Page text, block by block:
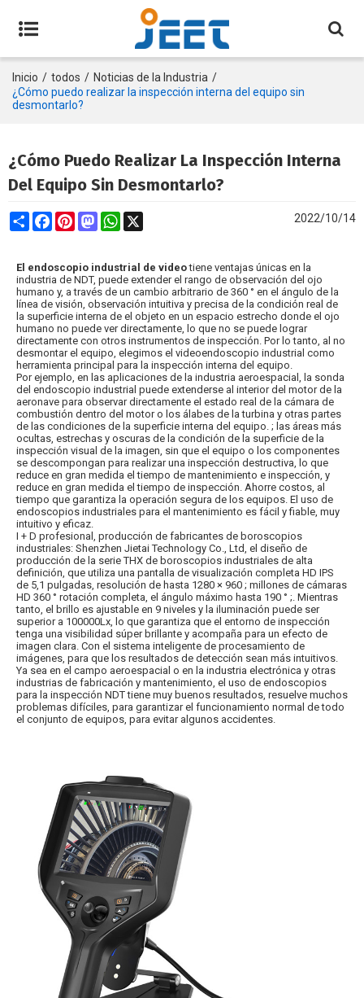
Inicio / todos / Noticias de la Industria /
¿Cómo puedo realizar la inspección interna del equipo sin
desmontarlo?
¿Cómo Puedo Realizar La Inspección Interna
Del Equipo Sin Desmontarlo?
ShareFacebookPinterestMastodonWhatsApp 2022/10/14
El endoscopio industrial de videotiene ventajas únicas en la
industria de NDT, puede extender el rango de observación del ojo
humano y, a través de un cambio arbitrario de 360 ° en el ángulo de la
línea de visión, observación intuitiva y precisa de la condición real de
la superficie interna de el objeto en un espacio estrecho donde el ojo
humano no puede ver directamente, lo que no se puede lograr
directamente con otros instrumentos de inspección. Por lo tanto, al no
desmontar el equipo, elegimos el videoendoscopio industrial como
herramienta principal para la inspección interna del equipo.
Por ejemplo, en las aplicaciones de la industria aeroespacial, la sonda
del endoscopio industrial puede extenderse al interior del motor de la
aeronave para observar directamente el estado real de la cámara de
combustión dentro del motor o los álabes de la turbina y otras partes
de las condiciones de la superficie interna del equipo. ; las áreas más
ocultas, estrechas y oscuras de la condición de la superficie de la
inspección visual de la imagen, sin que el equipo o los componentes
se descompongan para realizar una inspección destructiva, lo que
reduce en gran medida el tiempo de mantenimiento e inspección, y
reduce en gran medida el tiempo de inspección. Ahorre costos, al
tiempo que garantiza la operación segura de los equipos. El uso de
endoscopios industriales para el mantenimiento es fácil y fiable, muy
intuitivo y eficaz.
I + D profesional, producción de fabricantes de boroscopios
industriales: Shenzhen Jietai Technology Co., Ltd, el diseño de
producción de la serie THX de boroscopios industriales de alta
definición, que utiliza una pantalla de visualización completa HD IPS
de 5,1 pulgadas, resolución de hasta 1280 × 960 ; millones de cámaras
HD 360 ° rotación completa, el ángulo máximo hasta 190 ° ;. Mientras
tanto, el brillo es ajustable en 9 niveles y la iluminación puede ser
superior a 100000Lx, lo que garantiza que el entorno de inspección
tenga una visibilidad súper brillante y acompaña para un efecto de
imagen clara. Con el sistema inteligente de procesamiento de
imágenes, para que los resultados de detección sean más intuitivos.
Ya sea en el campo aeroespacial o en la industria electrónica y otras
industrias de fabricación y mantenimiento, el uso de endoscopios
para la inspección NDT tiene muy buenos resultados, resuelve muchos
problemas difíciles, para garantizar el funcionamiento normal de todo
el conjunto de equipos, para evitar algunos accidentes.